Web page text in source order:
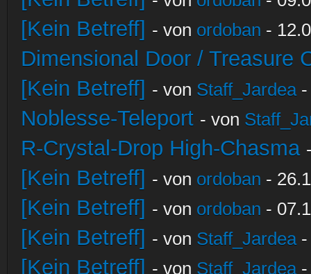
[Kein Betreff] - von ordoban -
Dimensional Door / Treasure
[Kein Betreff] - von Staff_Jardea-
Noblesse-Teleport - von
R-Crystal-Drop High-Chasma
[Kein Betreff] - von ordoban -
[Kein Betreff] - von ordoban -
[Kein Betreff] - von Staff_Jardea-
[Kein Betreff] - von Staff_Jardea-